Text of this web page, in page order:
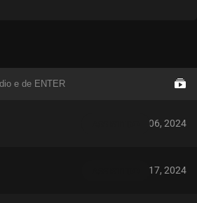
dezembro 06, 2024
novembro 17, 2024